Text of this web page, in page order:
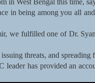
in West Bengal this time,
in being among you all
we fulfilled one of Dr.
threats, and
has provided an